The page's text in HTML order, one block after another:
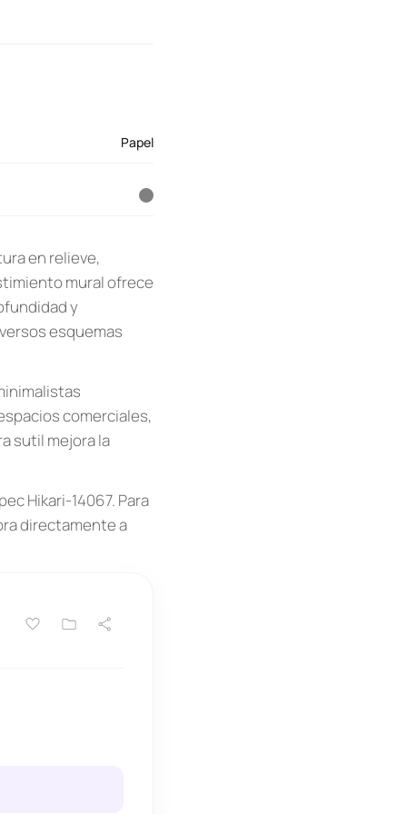
Papel
en relieve,
mural ofrece
y
esquemas
comerciales,
sutil mejora la
Hikari-14067. Para
directamente a